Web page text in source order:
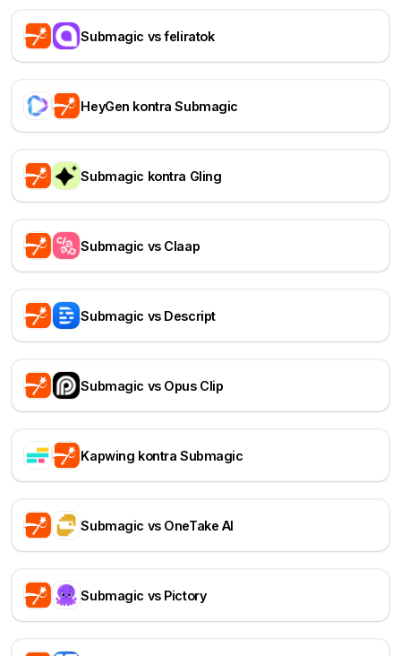
Submagic vs feliratok
HeyGen kontra Submagic
Submagic kontra Gling
Submagic vs Claap
Submagic vs Descript
Submagic vs Opus Clip
Kapwing kontra Submagic
Submagic vs OneTake AI
Submagic vs Pictory